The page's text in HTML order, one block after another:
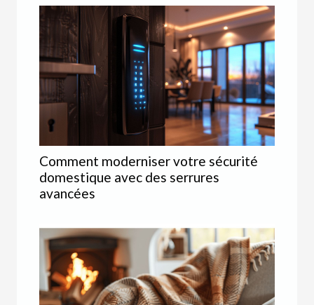
Comment moderniser votre sécurité
domestique avec des serrures
avancées